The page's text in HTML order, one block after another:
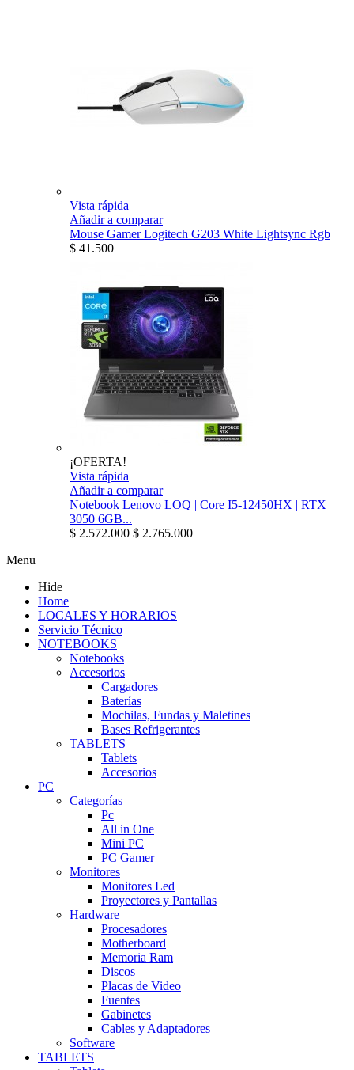
Vista rápida
Añadir a comparar
Mouse Gamer Logitech G203 White Lightsync Rgb
$ 41.500
¡OFERTA!
Vista rápida
Añadir a comparar
Notebook Lenovo LOQ | Core I5-12450HX | RTX
3050 6GB...
$ 2.572.000 $ 2.765.000
Menu
Hide
Home
LOCALES Y HORARIOS
Servicio Técnico
NOTEBOOKS
Notebooks
Accesorios
Cargadores
Baterías
Mochilas, Fundas y Maletines
Bases Refrigerantes
TABLETS
Tablets
Accesorios
PC
Categorías
Pc
All in One
Mini PC
PC Gamer
Monitores
Monitores Led
Proyectores y Pantallas
Hardware
Procesadores
Motherboard
Memoria Ram
Discos
Placas de Video
Fuentes
Gabinetes
Cables y Adaptadores
Software
TABLETS